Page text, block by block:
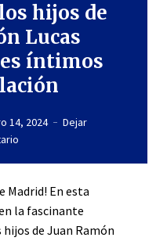
hijos de
Lucas
íntimos
14, 2024
Dejar
Madrid! En esta
la fascinante
de Juan Ramón